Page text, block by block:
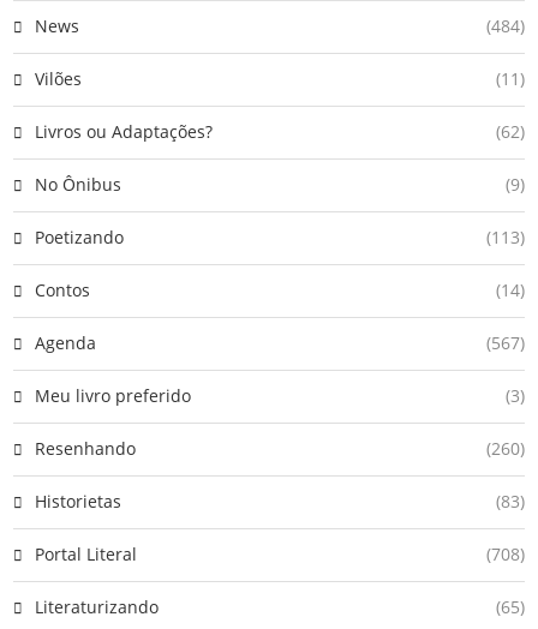
News (484)
Vilões (11)
Livros ou Adaptações? (62)
No Ônibus (9)
Poetizando (113)
Contos (14)
Agenda (567)
Meu livro preferido (3)
Resenhando (260)
Historietas (83)
Portal Literal (708)
Literaturizando (65)